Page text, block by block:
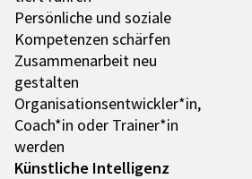
Persön­li­che und soziale
Kompe­ten­zen schär­fen
Zusam­men­ar­beit neu
gestal­ten
Organisationsentwickler*in,
Coach*in oder Trainer*in
werden
Künst­li­che Intel­li­genz